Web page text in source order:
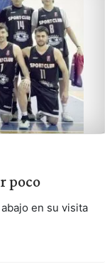
poco
en su visita